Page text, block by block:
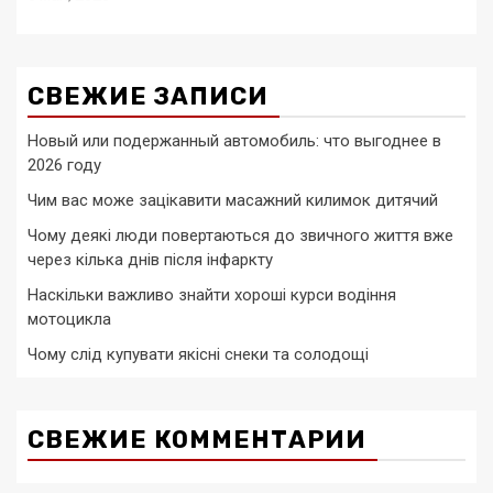
СВЕЖИЕ ЗАПИСИ
Новый или подержанный автомобиль: что выгоднее в
2026 году
Чим вас може зацікавити масажний килимок дитячий
Чому деякі люди повертаються до звичного життя вже
через кілька днів після інфаркту
Наскільки важливо знайти хороші курси водіння
мотоцикла
Чому слід купувати якісні снеки та солодощі
СВЕЖИЕ КОММЕНТАРИИ